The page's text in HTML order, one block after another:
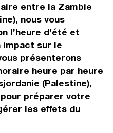
entre la Zambie
nous vous
l’heure d’été et
impact sur le
présenterons
heure par heure
(Palestine),
préparer votre
les effets du